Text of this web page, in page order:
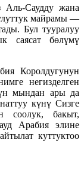
Аль-Саудду жана
майрамы —
Бул тууралуу
саясат бөлүмү
Королдугунун
негизделген
мындан ары да
күнү Сизге
соолук, бакыт,
Арабия элине
куттуктоо